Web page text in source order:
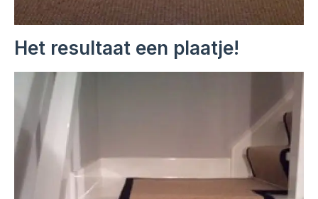
Het resultaat een plaatje!